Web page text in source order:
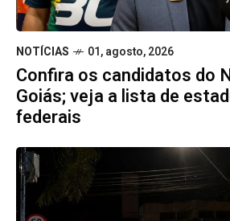
NOTÍCIAS 01, agosto, 2026
Confira os candidatos do
Goiás; veja a lista de
federais